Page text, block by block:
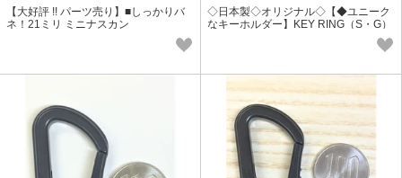
【大好評 !! パーツ売り】■しっかりバ
ネ！21ミリ ミニナスカン
◇日本製◇オリジナル◇【◆ユニーク
なキーホルダー】KEY RING（S・G）